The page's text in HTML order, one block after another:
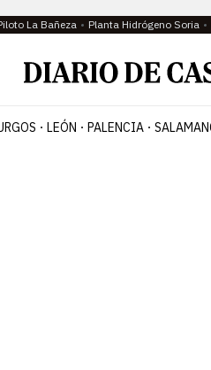
La Bañeza Planta Hidrógeno Soria
LEÓN PALENCIA